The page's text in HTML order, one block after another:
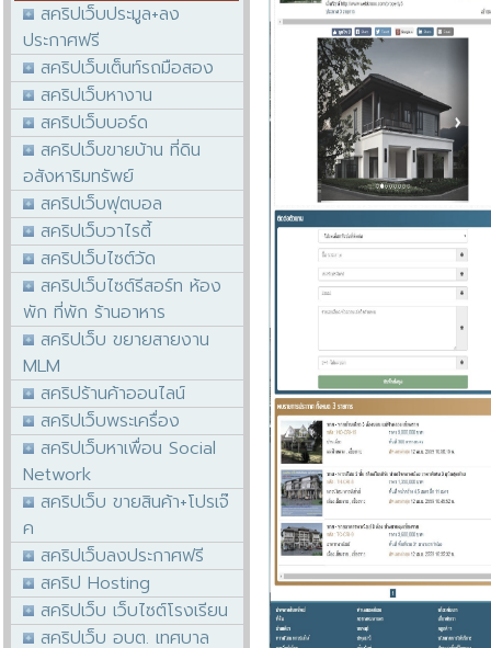
สคริปเว็บประมูล+ลง
ประกาศฟรี
สคริปเว็บเต็นท์รถมือสอง
สคริปเว็บหางาน
สคริปเว็บบอร์ด
สคริปเว็บขายบ้าน ที่ดิน
อสังหาริมทรัพย์
สคริปเว็บฟุตบอล
สคริปเว็บวาไรตี้
สคริปเว็บไซต์วัด
สคริปเว็บไซต์รีสอร์ท ห้อง
พัก ที่พัก ร้านอาหาร
สคริปเว็บ ขยายสายงาน
MLM
สคริปร้านค้าออนไลน์
สคริปเว็บพระเครื่อง
สคริปเว็บหาเพื่อน Social
Network
สคริปเว็บ ขายสินค้า+โปรเจ๊
ค
สคริปเว็บลงประกาศฟรี
สคริป Hosting
สคริปเว็บ เว็บไซต์โรงเรียน
สคริปเว็บ อบต. เทศบาล